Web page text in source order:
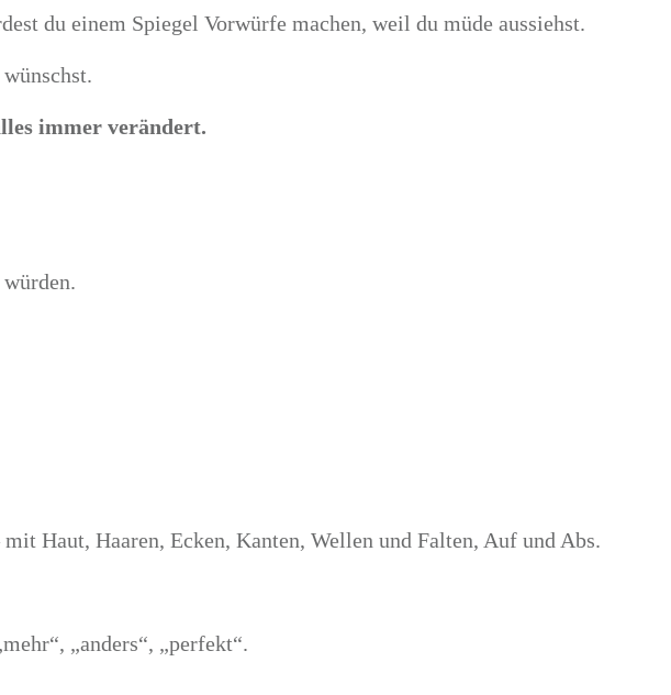
du einem Spiegel Vorwürfe machen, weil du müde aussiehst.
immer verändert.
Haut, Haaren, Ecken, Kanten, Wellen und Falten, Auf und Abs.
„anders“, „perfekt“.